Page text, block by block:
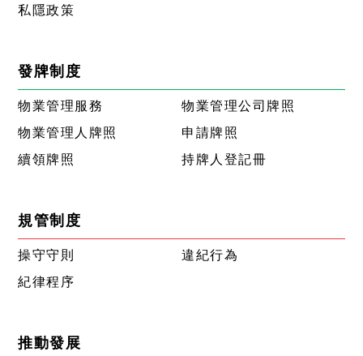
私隱政策
發牌制度
物業管理服務
物業管理公司牌照
物業管理人牌照
申請牌照
續領牌照
持牌人登記冊
規管制度
操守守則
違紀行為
紀律程序
推動發展